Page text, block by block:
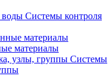
Системы контроля
материалы
Системы